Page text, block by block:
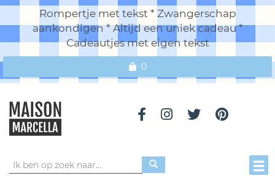
Rompertje met tekst * Zwangerschap
aankondigen * Altijd een uniek cadeau *
Cadeautjes met eigen tekst
0